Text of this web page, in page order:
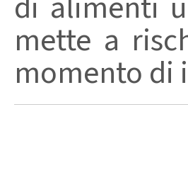
mette a
momento di